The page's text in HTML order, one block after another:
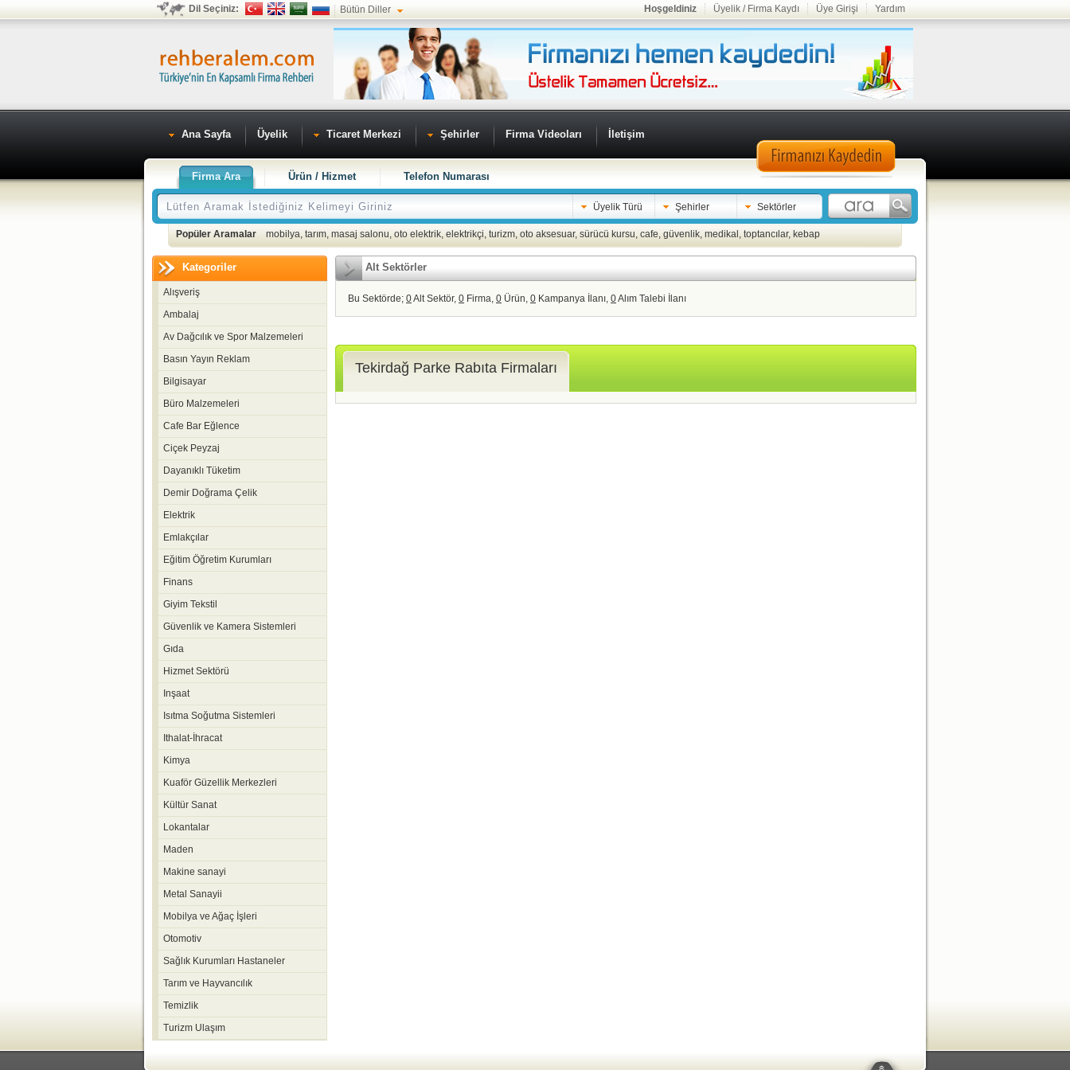
Dil Seçiniz: Bütün Diller Hoşgeldiniz Üyelik / Firma Kaydı Üye Girişi Yardım
Ana Sayfa Üyelik Ticaret Merkezi Şehirler Firma Videoları İletişim
Firma Ara Ürün / Hizmet Telefon Numarası
Üyelik Türü Şehirler Sektörler
Popüler Aramalar mobilya, tarım, masaj salonu, oto elektrik, elektrikçi, turizm, oto aksesuar, sürücü kursu, cafe, güvenlik, medikal , toptancılar, kebap
Kategoriler
Alışveriş
Ambalaj
Av Dağcılık ve Spor Malzemeleri
Basın Yayın Reklam
Bilgisayar
Büro Malzemeleri
Cafe Bar Eğlence
Ciçek Peyzaj
Dayanıklı Tüketim
Demir Doğrama Çelik
Elektrik
Emlakçılar
Eğitim Öğretim Kurumları
Finans
Giyim Tekstil
Güvenlik ve Kamera Sistemleri
Gıda
Hizmet Sektörü
Inşaat
Isıtma Soğutma Sistemleri
Ithalat-İhracat
Kimya
Kuaför Güzellik Merkezleri
Kültür Sanat
Lokantalar
Maden
Makine sanayi
Metal Sanayii
Mobilya ve Ağaç İşleri
Otomotiv
Sağlık Kurumları Hastaneler
Tarım ve Hayvancılık
Temizlik
Turizm Ulaşım
Alt Sektörler
Bu Sektörde; 0Alt Sektör, 0 Firma, 0 Ürün, 0 Kampanya İlanı, 0Alım Talebi İlanı
Tekirdağ Parke Rabıta Firmaları